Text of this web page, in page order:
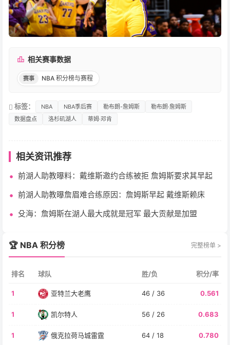
相关赛事数据
赛事 NBA 积分榜与赛程
标签： NBA NBA季后赛 勒布朗-詹姆斯
勒布朗·詹姆斯
数据盘点
洛杉矶湖人 蒂姆·邓肯
相关资讯推荐
前湖人助教曝料：戴维斯邀约合练被拒 詹姆斯要求其早起
前湖人助教曝詹眉难合练原因：詹姆斯早起 戴维斯赖床
殳海：詹姆斯在湖人最大成就是冠军 最大贡献是加盟
🏆 NBA 积分榜 完整榜单 >
排名 球队 胜/负 积分/率
1 亚特兰大老鹰 46 / 36 0.561
1 凯尔特人 56 / 26 0.683
1 俄克拉荷马城雷霆 64 / 18 0.780